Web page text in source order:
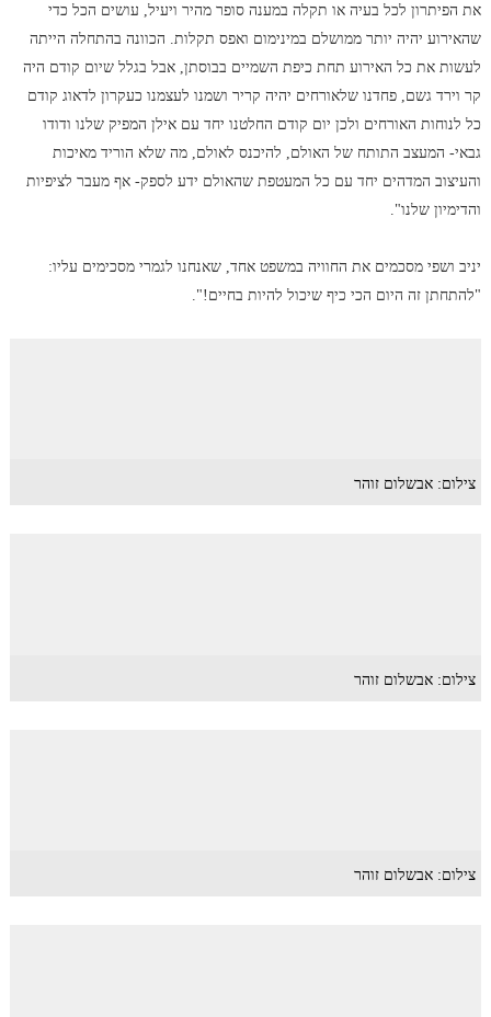
את הפיתרון לכל בעיה או תקלה במענה סופר מהיר ויעיל, עושים הכל כדי
שהאירוע יהיה יותר ממושלם במינימום ואפס תקלות. הכוונה בהתחלה הייתה
לעשות את כל האירוע תחת כיפת השמיים בבוסתן, אבל בגלל שיום קודם היה
קר וירד גשם, פחדנו שלאורחים יהיה קריר ושמנו לעצמנו כעקרון לדאוג קודם
כל לנוחות האורחים ולכן יום קודם החלטנו יחד עם אילן המפיק שלנו ודודו
גבאי- המעצב התותח של האולם, להיכנס לאולם, מה שלא הוריד מאיכות
והעיצוב המדהים יחד עם כל המעטפת שהאולם ידע לספק- אף מעבר לציפיות
והדימיון שלנו".
יניב ושפי מסכמים את החוויה במשפט אחד, שאנחנו לגמרי מסכימים עליו:
"להתחתן זה היום הכי כיף שיכול להיות בחיים!".
צילום: אבשלום זוהר
צילום: אבשלום זוהר
צילום: אבשלום זוהר